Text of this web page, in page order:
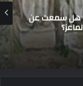
ونقيب
مكان آخر بعد